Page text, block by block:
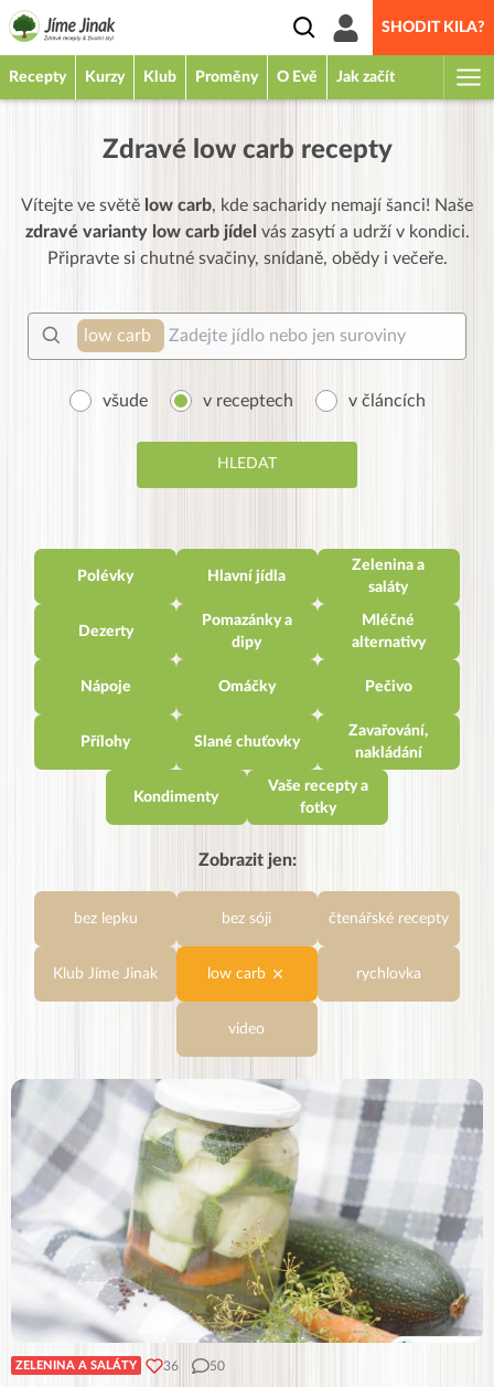
SHODIT KILA?
Recepty Kurzy Klub Proměny O Evě Jak začít
Zdravé low carb recepty
Vítejte ve světě low carb, kde sacharidy nemají šanci! Naše
zdravé varianty low carb jídel vás zasytí a udrží v kondici.
Připravte si chutné svačiny, snídaně, obědy i večeře.
low carb
všude v receptech v článcích
Polévky Hlavní jídla
Zelenina a
saláty
Dezerty
Pomazánky a
dipy
Mléčné
alternativy
Nápoje Omáčky Pečivo
Přílohy Slané chuťovky
Zavařování,
nakládání
Kondimenty
Vaše recepty a
fotky
Zobrazit jen:
bez lepku bez sóji čtenářské recepty
Klub Jíme Jinak low carb rychlovka
video
ZELENINA A SALÁTY 36 50